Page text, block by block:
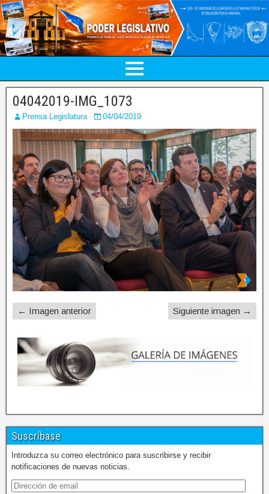
04042019-IMG_1073
Prensa Legislatura 04/04/2019
← Imagen anterior Siguiente imagen →
Suscríbase
Introduzca su correo electrónico para suscribirse y recibir
notificaciones de nuevas noticias.